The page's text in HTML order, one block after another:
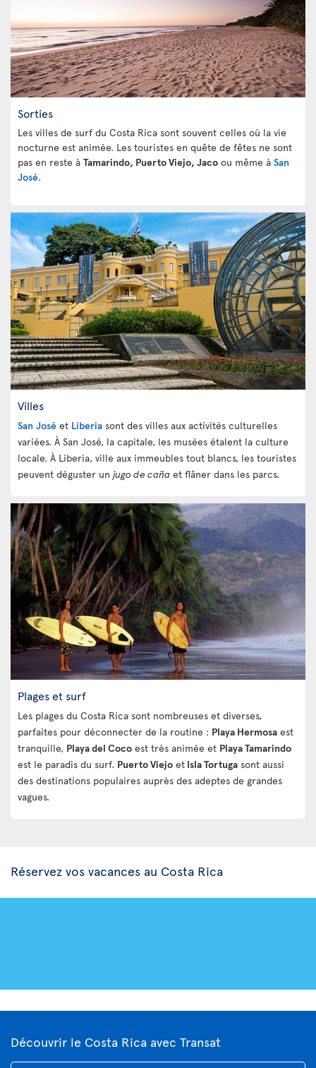
Sorties
Les villes de surf du Costa Rica sont souvent celles où la vie
nocturne est animée. Les touristes en quête de fêtes ne sont
pas en reste à Tamarindo, Puerto Viejo, Jaco ou même à San
José.
Villes
San José et Liberia sont des villes aux activités culturelles
variées. À San José, la capitale, les musées étalent la culture
locale. À Liberia, ville aux immeubles tout blancs, les touristes
peuvent déguster un jugo de caña et flâner dans les parcs.
Plages et surf
Les plages du Costa Rica sont nombreuses et diverses,
parfaites pour déconnecter de la routine : Playa Hermosa est
tranquille, Playa del Coco est très animée et Playa Tamarindo
est le paradis du surf. Puerto Viejo et Isla Tortuga sont aussi
des destinations populaires auprès des adeptes de grandes
vagues.
Réservez vos vacances au Costa Rica
Découvrir le Costa Rica avec Transat